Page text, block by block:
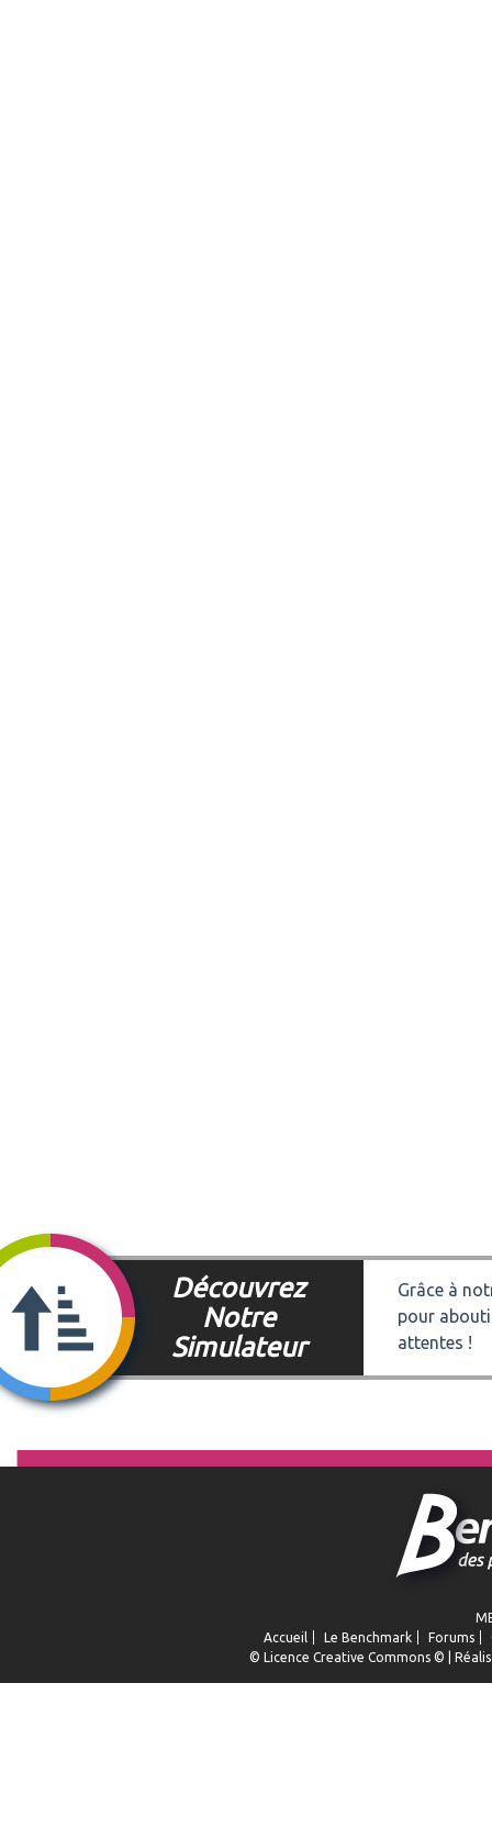
Découvrez
Notre
Simulateur
Grâce à
pour
attentes !
Accueil
Le Benchmark Forums
© Licence Creative Commons © |